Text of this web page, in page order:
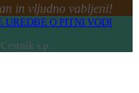
in vljudno vabljeni!
UREDBE O PITNI VODI
s.p.